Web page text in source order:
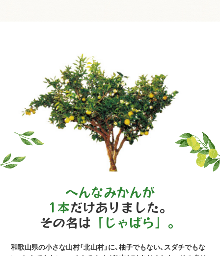
へんなみかんが
1本だけありました。
その名は 「じゃばら」。
和歌山県の小さな山村「北山村」に、柚子でもない、スダチでもな